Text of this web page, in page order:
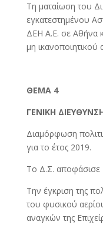
Τη ματαίωση του
εγκατεστημένου
ΔΕΗ Α.Ε. σε Αθήνα
μη ικανοποιητικού
ΘΕΜΑ 4
ΓΕΝΙΚΗ
Διαμόρφωση
για το έτος 2019.
Το Δ.Σ. αποφάσισε
Την έγκριση της
του φυσικού
αναγκών της